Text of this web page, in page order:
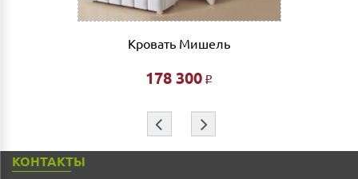
Дата доставки, выгрузки и сборки обговаривается
индивидуально.
Ждем Вас в нашем салоне и желаем Вам приятных
⇦
Кровать Мишель
178 300 Р
⇨
КОНТАКТЫ